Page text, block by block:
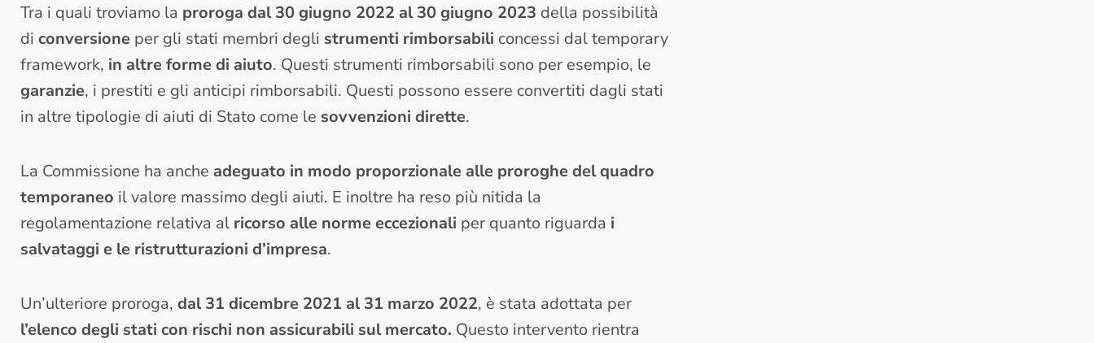
Tra i quali troviamo la proroga dal 30 giugno 2022 al 30 giugno 2023 della possibilità
di conversione per gli stati membri degli strumenti rimborsabili concessi dal temporary
framework, in altre forme di aiuto. Questi strumenti rimborsabili sono per esempio, le
garanzie, i prestiti e gli anticipi rimborsabili. Questi possono essere convertiti dagli stati
in altre tipologie di aiuti di Stato come le sovvenzioni dirette.
La Commissione ha anche adeguato in modo proporzionale alle proroghe del quadro
temporaneo il valore massimo degli aiuti. E inoltre ha reso più nitida la
regolamentazione relativa al ricorso alle norme eccezionali per quanto riguarda i
salvataggi e le ristrutturazioni d’impresa.
Un’ulteriore proroga, dal 31 dicembre 2021 al 31 marzo 2022, è stata adottata per
l’elenco degli stati con rischi non assicurabili sul mercato. Questo intervento rientra